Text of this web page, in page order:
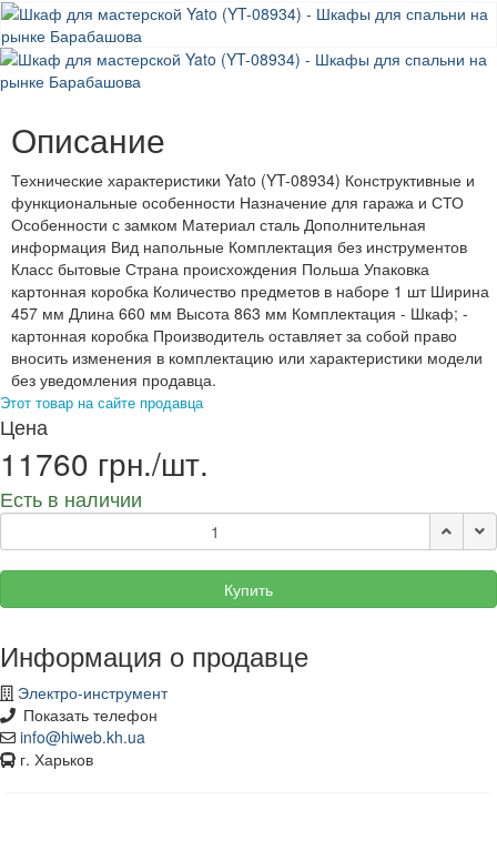
Описание
Технические характеристики Yato (YT-08934) Конструктивные и
функциональные особенности Назначение для гаража и СТО
Особенности с замком Материал сталь Дополнительная
информация Вид напольные Комплектация без инструментов
Класс бытовые Страна происхождения Польша Упаковка
картонная коробка Количество предметов в наборе 1 шт Ширина
457 мм Длина 660 мм Высота 863 мм Комплектация - Шкаф; -
картонная коробка Производитель оставляет за собой право
вносить изменения в комплектацию или характеристики модели
без уведомления продавца.
Этот товар на сайте продавца
Цена
11760 грн./шт.
Есть в наличии
Купить
Информация о продавце
Электро-инструмент
Показать телефон
info@hiweb.kh.ua
г. Харьков